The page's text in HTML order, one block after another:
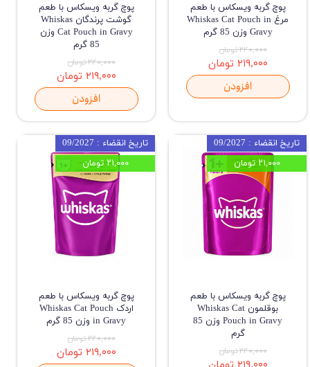
پوچ گربه ویسکاس با طعم
مرغ Whiskas Cat Pouch in
Gravy وزن 85 گرم
۲۴۰,۰۰۰ تومان
۲۱۹,۰۰۰ تومان
افزودن
پوچ گربه ویسکاس با طعم
گوشت پرندگان Whiskas
Cat Pouch in Gravy وزن
85 گرم
۲۴۰,۰۰۰ تومان
۲۱۹,۰۰۰ تومان
افزودن
پوچ گربه ویسکاس با طعم
بوقلمون Whiskas Cat
Pouch in Gravy وزن 85
گرم
۲۴۰,۰۰۰ تومان
تاریخ انقضاء : 09/2027
۲۱,۰۰۰ تومان
پوچ گربه ویسکاس با طعم
اردک Whiskas Cat Pouch
in Gravy وزن 85 گرم
۲۴۰,۰۰۰ تومان
۲۱۹,۰۰۰ تومان
تاریخ انقضاء : 09/2027
۲۱,۰۰۰ تومان